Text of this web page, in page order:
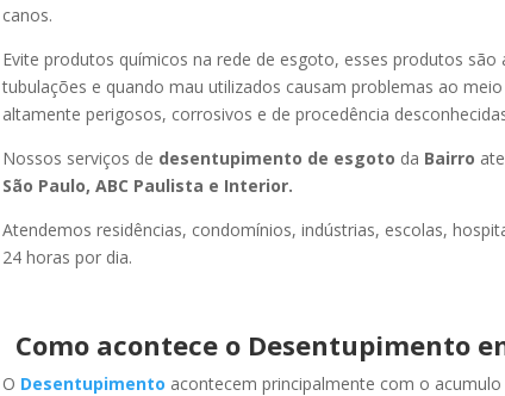
canos.
Evite produtos químicos na rede de esgoto, esses produtos
tubulações e quando mau utilizados causam problemas ao
altamente perigosos, corrosivos e de procedência
Nossos serviços de desentupimento de esgoto da Bairro
São Paulo, ABC Paulista e Interior.
Atendemos residências, condomínios, indústrias, escolas,
24 horas por dia.
Como acontece o Desentupimento
O Desentupimento acontecem principalmente com o